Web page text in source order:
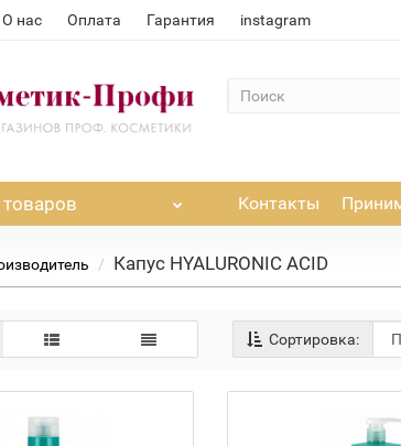
О нас Оплата Гарантия instagram
товаров Контакты
Капус HYALURONIC ACID
Сортировка: